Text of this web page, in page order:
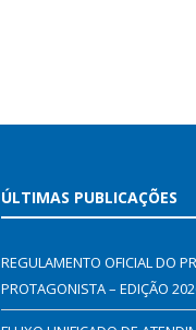
ÚLTIMAS PUBLICAÇÕES
REGULAMENTO OFICIAL DO
PROTAGONISTA – EDIÇÃO